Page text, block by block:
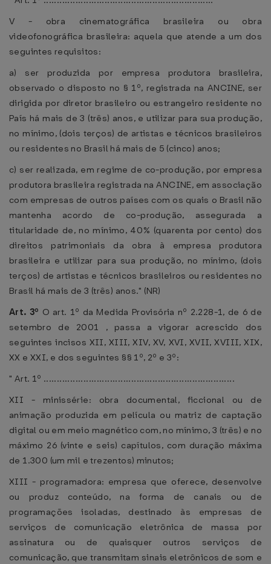
V - obra cinematográfica brasileira ou obra
videofonográfica brasileira: aquela que atende a um dos
seguintes requisitos:
a) ser produzida por empresa produtora brasileira,
observado o disposto no § 1º, registrada na ANCINE, ser
dirigida por diretor brasileiro ou estrangeiro residente no
País há mais de 3 (três) anos, e utilizar para sua produção,
no mínimo, (dois terços) de artistas e técnicos brasileiros
ou residentes no Brasil há mais de 5 (cinco) anos;
c) ser realizada, em regime de co-produção, por empresa
produtora brasileira registrada na ANCINE, em associação
com empresas de outros países com os quais o Brasil não
mantenha acordo de co-produção, assegurada a
titularidade de, no mínimo, 40% (quarenta por cento) dos
direitos patrimoniais da obra à empresa produtora
brasileira e utilizar para sua produção, no mínimo, (dois
terços) de artistas e técnicos brasileiros ou residentes no
Brasil há mais de 3 (três) anos." (NR)
Art. 3º O art. 1º da Medida Provisória nº 2.228-1, de 6 de
setembro de 2001 , passa a vigorar acrescido dos
seguintes incisos XII, XIII, XIV, XV, XVI, XVII, XVIII, XIX,
XX e XXI, e dos seguintes §§ 1º, 2º e 3º:
" Art. 1º ........................................................................
XII - minissérie: obra documental, ficcional ou de
animação produzida em película ou matriz de captação
digital ou em meio magnético com, no mínimo, 3 (três) e no
máximo 26 (vinte e seis) capítulos, com duração máxima
de 1.300 (um mil e trezentos) minutos;
XIII - programadora: empresa que oferece, desenvolve
ou produz conteúdo, na forma de canais ou de
programações isoladas, destinado às empresas de
serviços de comunicação eletrônica de massa por
assinatura ou de quaisquer outros serviços de
comunicação, que transmitam sinais eletrônicos de som e